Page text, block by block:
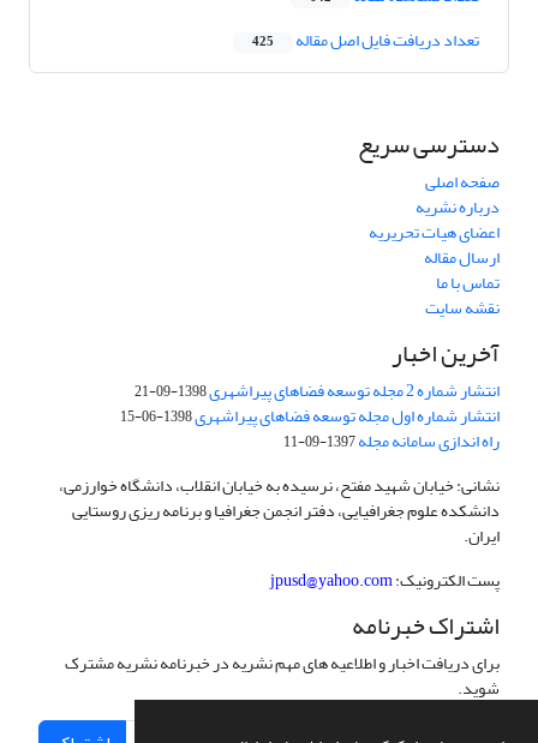
تعداد دریافت فایل اصل مقاله 425
دسترسی سریع
صفحه اصلی
درباره نشریه
اعضای هیات تحریریه
ارسال مقاله
تماس با ما
نقشه سایت
آخرین اخبار
انتشار شماره 2 مجله توسعه فضاهای پیراشهری 1398-09-21
انتشار شماره اول مجله توسعه فضاهای پیراشهری1398-06-15
راه اندازی سامانه مجله1397-09-11
نشانی: خیابان شهید مفتح، نرسیده به خیابان انقلاب، دانشگاه خوارزمی،
دانشکده علوم جغرافیایی، دفتر انجمن جغرافیا و برنامه ریزی روستایی
ایران.
پست الکترونیک:jpusd@yahoo.com
اشتراک خبرنامه
برای دریافت اخبار و اطلاعیه های مهم نشریه در خبرنامه نشریه مشترک
شوید.